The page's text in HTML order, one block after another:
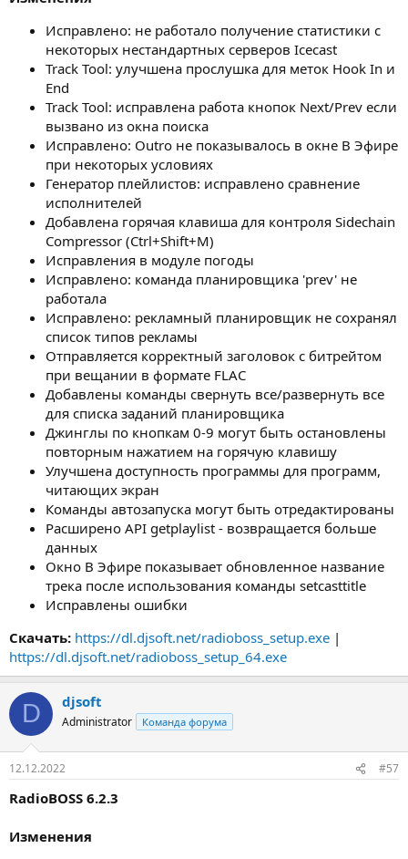
Исправлено: не работало получение статистики с
некоторых нестандартных серверов Icecast
Track Tool: улучшена прослушка для меток Hook In и
End
Track Tool: исправлена работа кнопок Next/Prev если
вызвано из окна поиска
Исправлено: Outro не показывалось в окне В Эфире
при некоторых условиях
Генератор плейлистов: исправлено сравнение
исполнителей
Добавлена горячая клавиша для контроля Sidechain
Compressor (Ctrl+Shift+M)
Исправления в модуле погоды
Исправлено: команда планировщика 'prev' не
работала
Исправлено: рекламный планировщик не сохранял
список типов рекламы
Отправляется корректный заголовок с битрейтом
при вещании в формате FLAC
Добавлены команды свернуть все/развернуть все
для списка заданий планировщика
Джинглы по кнопкам 0-9 могут быть остановлены
повторным нажатием на горячую клавишу
Улучшена доступность программы для программ,
читающих экран
Команды автозапуска могут быть отредактированы
Расширено API getplaylist - возвращается больше
данных
Окно В Эфире показывает обновленное название
трека после использования команды setcasttitle
Исправлены ошибки
Скачать: https://dl.djsoft.net/radioboss_setup.exe |
https://dl.djsoft.net/radioboss_setup_64.exe
D djsoft
Administrator Команда форума
12.12.2022 #57
RadioBOSS 6.2.3
Изменения